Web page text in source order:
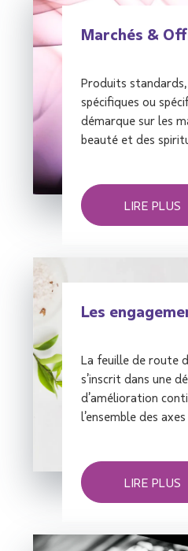
Marchés &
Produits standards,
spécifiques ou
démarque sur les
beauté et des
LIRE PLUS
Les
La feuille de route
s’inscrit dans une
d’amélioration
l’ensemble des axes
LIRE PLUS